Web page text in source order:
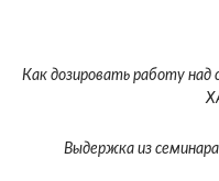
Как дозировать работу
Выдержка из